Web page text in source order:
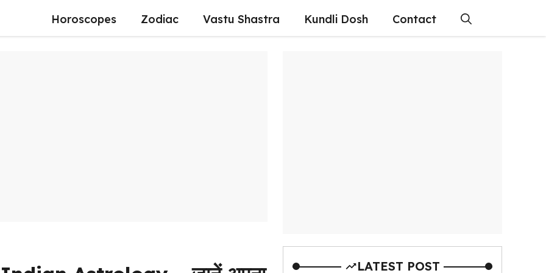
Horoscopes Zodiac Vastu Shastra Kundli Dosh Contact
LATEST POST